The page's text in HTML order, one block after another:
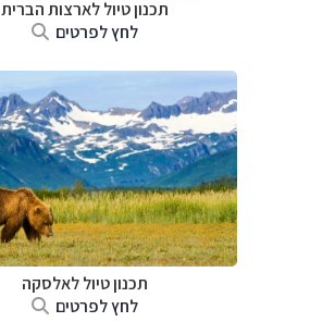
תכנון טיול לארצות הברית
לחץ לפרטים
תכנון טיול לאלסקה
לחץ לפרטים